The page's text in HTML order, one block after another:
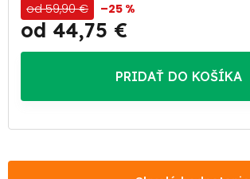
od 59,90 € –25 %
od 44,75 €
Jednotková
PRIDAŤ DO KOŠÍKA